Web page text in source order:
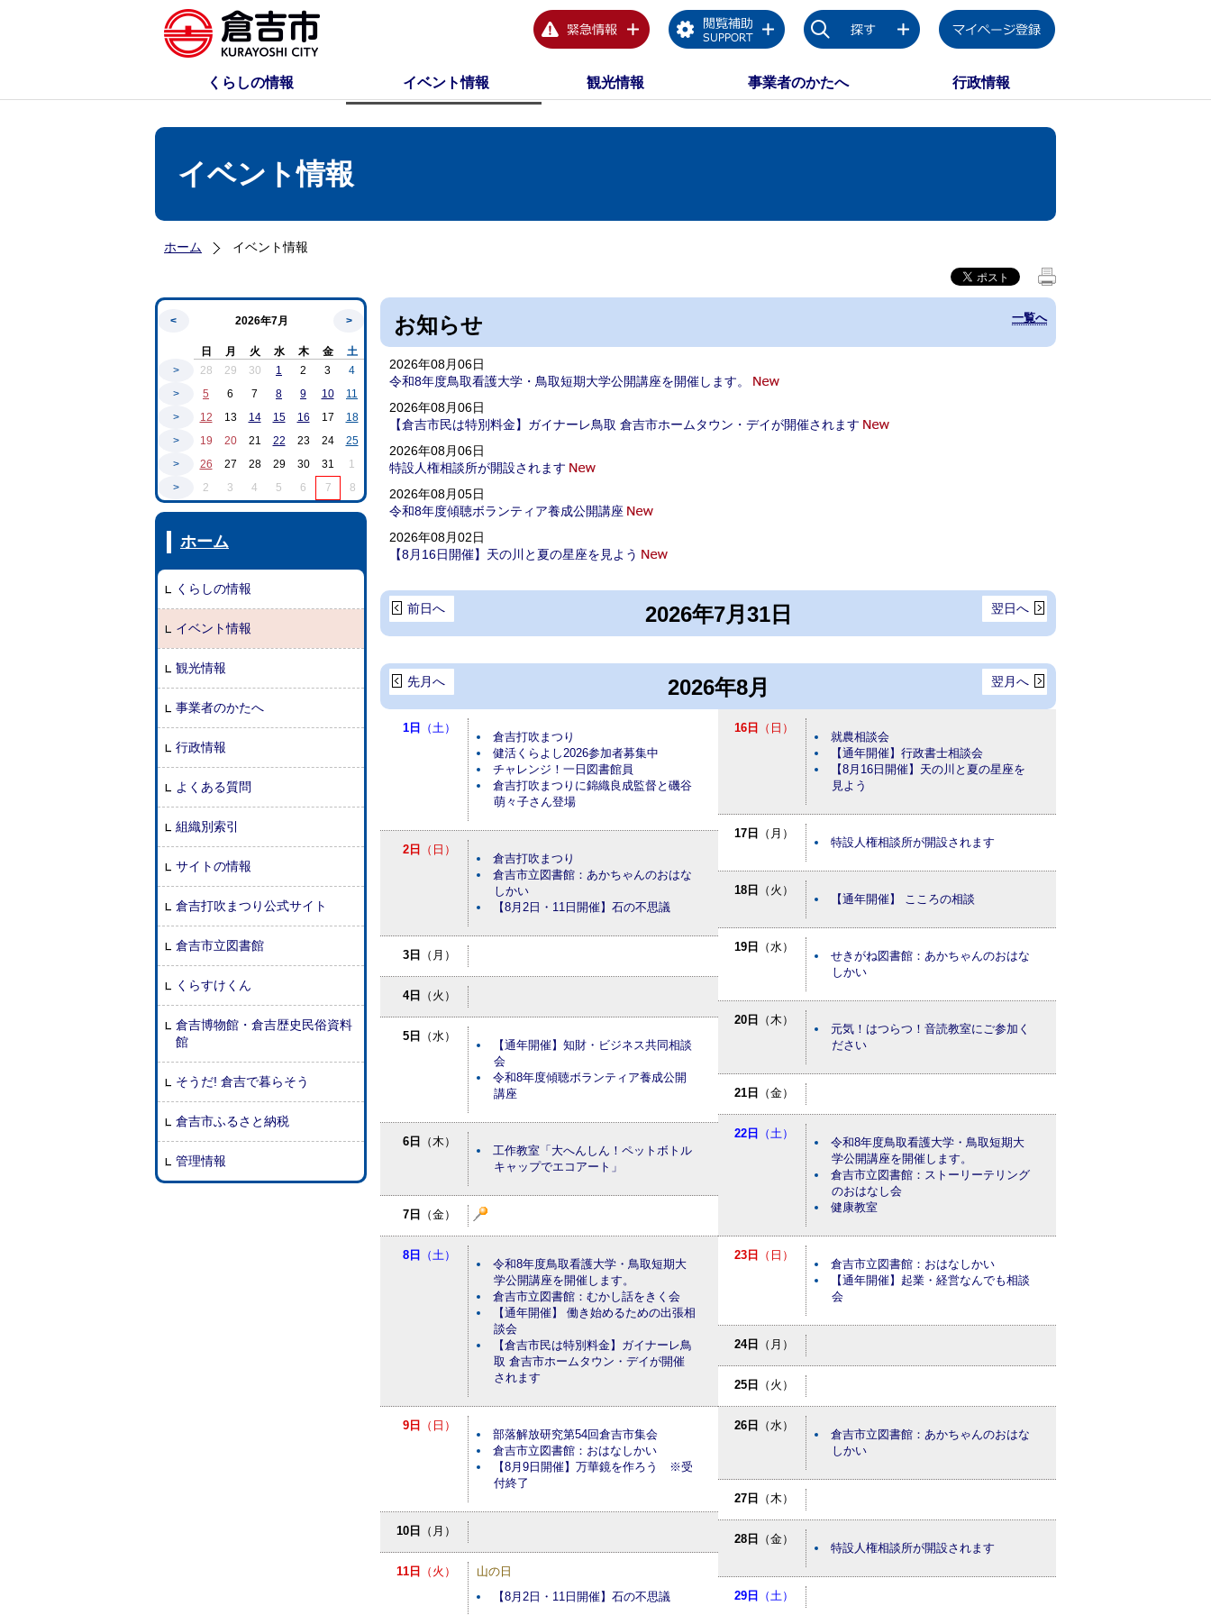
くらしの情報 イベント情報 観光情報 事業者のかたへ 行政情報
イベント情報
ホーム イベント情報
< 2026年7月 >
日 月 火 水 木 金
土
>
28 29 30 1 2 3
4
>
5 6 7 8 9 10
11
>
12 13 14 15 16 17
18
>
19 20 21 22 23 24
25
>
26 27 28 29 30 31
1
>
2 3 4 5 6 7 8
ホーム
くらしの情報
イベント情報
観光情報
事業者のかたへ
行政情報
よくある質問
組織別索引
サイトの情報
倉吉打吹まつり公式サイト
倉吉市立図書館
くらすけくん
倉吉博物館・倉吉歴史民俗資料
館
そうだ! 倉吉で暮らそう
倉吉市ふるさと納税
管理情報
お知らせ 一覧へ
2026年08月06日
令和8年度鳥取看護大学・鳥取短期大学公開講座を開催します。
2026年08月06日
【倉吉市民は特別料金】ガイナーレ鳥取 倉吉市ホームタウン・デイが開催されます
2026年08月06日
特設人権相談所が開設されます
2026年08月05日
令和8年度傾聴ボランティア養成公開講座
2026年08月02日
【8月16日開催】天の川と夏の星座を見よう
2026年7月31日 翌日へ
前日へ
2026年8月 翌月へ
先月へ
1日 （土）
倉吉打吹まつり
健活くらよし2026参加者募集中
チャレンジ！一日図書館員
倉吉打吹まつりに錦織良成監督と磯谷
萌々子さん登場
2日 （日）
倉吉打吹まつり
倉吉市立図書館：あかちゃんのおはな
しかい
【8月2日・11日開催】石の不思議
3日 （月）
4日 （火）
5日 （水）
【通年開催】知財・ビジネス共同相談
会
令和8年度傾聴ボランティア養成公開
講座
6日 （木）
工作教室「大へんしん！ペットボトル
キャップでエコアート」
7日 （金）
8日 （土）
令和8年度鳥取看護大学・鳥取短期大
学公開講座を開催します。
倉吉市立図書館：むかし話をきく会
【通年開催】 働き始めるための出張相
談会
【倉吉市民は特別料金】ガイナーレ鳥
取 倉吉市ホームタウン・デイが開催
されます
9日 （日）
部落解放研究第54回倉吉市集会
倉吉市立図書館：おはなしかい
【8月9日開催】万華鏡を作ろう ※受
付終了
10日 （月）
11日 （火）
山の日
【8月2日・11日開催】石の不思議
16日 （日）
就農相談会
【通年開催】行政書士相談会
【8月16日開催】天の川と夏の星座を
見よう
17日 （月）
特設人権相談所が開設されます
18日 （火）
【通年開催】 こころの相談
19日 （水）
せきがね図書館：あかちゃんのおはな
しかい
20日 （木）
元気！はつらつ！音読教室にご参加く
ださい
21日 （金）
22日 （土）
令和8年度鳥取看護大学・鳥取短期大
学公開講座を開催します。
倉吉市立図書館：ストーリーテリング
のおはなし会
健康教室
23日 （日）
倉吉市立図書館：おはなしかい
【通年開催】起業・経営なんでも相談
会
24日 （月）
25日 （火）
26日 （水）
倉吉市立図書館：あかちゃんのおはな
しかい
27日 （木）
28日 （金）
特設人権相談所が開設されます
29日 （土）